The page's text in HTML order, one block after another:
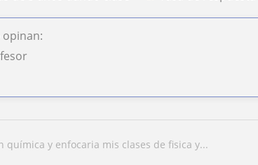
opinan:
química y enfocaria mis clases de fisica y...